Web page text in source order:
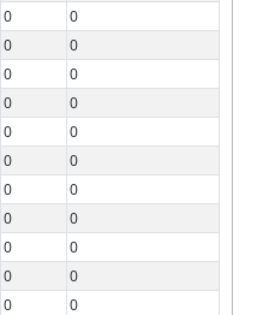
0
0
0
0
0
0
0
0
0
0
0
0
0
0
0
0
0
0
0
0
0
0